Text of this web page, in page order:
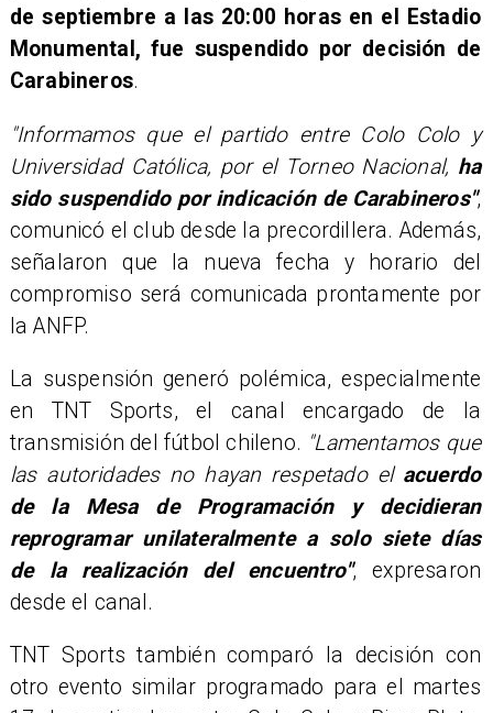
de septiembre a las 20:00 horas en el Estadio
Monumental, fue suspendido por decisión de
Carabineros.
"Informamos que el partido entre Colo Colo y
Universidad Católica, por el Torneo Nacional, ha
sido suspendido por indicación de Carabineros",
comunicó el club desde la precordillera. Además,
señalaron que la nueva fecha y horario del
compromiso será comunicada prontamente por
la ANFP.
La suspensión generó polémica, especialmente
en TNT Sports, el canal encargado de la
transmisión del fútbol chileno. "Lamentamos que
las autoridades no hayan respetado el acuerdo
de la Mesa de Programación y decidieran
reprogramar unilateralmente a solo siete días
de la realización del encuentro", expresaron
desde el canal.
TNT Sports también comparó la decisión con
otro evento similar programado para el martes